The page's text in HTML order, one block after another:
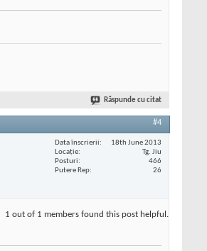
Răspunde cu citat
#4
Data înscrierii
18th June 2013
Locaţie
Tg. Jiu
Posturi
466
Putere Rep
26
1 out of 1 members found this post helpful.